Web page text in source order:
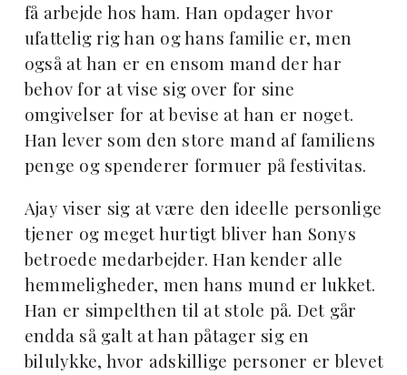
få arbejde hos ham. Han opdager hvor
ufattelig rig han og hans familie er, men
også at han er en ensom mand der har
behov for at vise sig over for sine
omgivelser for at bevise at han er noget.
Han lever som den store mand af familiens
penge og spenderer formuer på festivitas.
Ajay viser sig at være den ideelle personlige
tjener og meget hurtigt bliver han Sonys
betroede medarbejder. Han kender alle
hemmeligheder, men hans mund er lukket.
Han er simpelthen til at stole på. Det går
endda så galt at han påtager sig en
bilulykke, hvor adskillige personer er blevet